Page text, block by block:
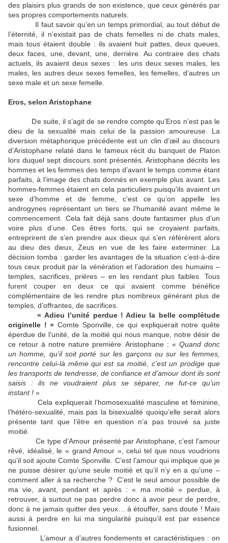
des plaisirs plus grands de son existence, que ceux générés par
ses propres comportements naturels.
Il faut savoir qu’en un temps primordial, au tout début de
l’éternité, il n’existait pas de chats femelles ni de chats males,
mais tous étaient double : ils avaient huit pattes, deux queues,
deux faces, une, devant, une, derrière. Au contraire des chats
actuels, ils avaient deux sexes : les uns deux sexes males, les
males, les autres deux sexes femelles, les femelles, d’autres un
sexe male et un sexe femelle.
Eros, selon Aristophane
De suite, il s’agit de se rendre compte qu’Eros n’est pas le
dieu de la sexualité mais celui de la passion amoureuse. La
diversion métaphorique précédente est un clin d’œil au discours
d’Aristophane relaté dans le fameux récit du banquet de Platon
lors duquel sept discours sont présentés. Aristophane décrits les
hommes et les femmes des temps d’avant le temps comme étant
parfaits, à l’image des chats donnés en exemple plus avant. Les
hommes-femmes étaient en cela particuliers puisqu’ils avaient un
sexe d’homme et de femme, c’est ce qu’on appelle les
androgynes représentant un tiers se l’humanité avant même le
commencement. Cela fait déjà sans doute fantasmer plus d’un
voire plus d’une. Ces êtres forts, qui se croyaient parfaits,
entreprirent de s’en prendre aux dieux qui s’en référèrent alors
au dieu des dieux, Zeus en vue de les faire exterminer. La
décision tomba : garder les avantages de la situation c’est-à-dire
tous ceux produit par la vénération et l’adoration des humains –
temples, sacrifices, prières – en les rendant plus faibles. Tous
furent couper en deux ce qui avaient comme bénéfice
complémentaire de les rendre plus nombreux générant plus de
temples, d’offrantes, de sacrifices.
« Adieu l’unité perdue ! Adieu la belle complétude
originelle ! » Comte Sponville, ce qui expliquerait notre quête
éperdue de l’unité, de la moitié qui nous manque, notre désir de
ce retour à notre nature première. Aristophane : «Quand donc
un homme, qu’il soit porté sur les garçons ou sur les femmes,
rencontre celui-là même qui est sa moitié, c’est un prodige que
les transports de tendresse, de confiance et d’amour dont ils sont
saisis : ils ne voudraient plus se séparer, ne fut-ce qu’un
instant ! »
Cela expliquerait l’homosexualité masculine et féminine,
l’hétéro-sexualité, mais pas la bisexualité quoiqu’elle serait alors
présente tant que l’être en question n’a pas trouvé sa juste
moitié.
Ce type d’Amour présenté par Aristophane, c’est l’amour
rêvé, idéalisé, le « grand Amour », celui tel que nous voudrions
qu’il soit ajoute Comte Sponville. C’est l’amour qui implique que je
ne puisse désirer qu’une seule moitié et qu’il n’y en a qu’une –
comment aller à sa recherche ? C’est le seul amour possible de
ma vie, avant, pendant et après : « ma moitié » perdue, à
retrouver, à surtout ne pas perdre donc à avoir peur de perdre,
donc à ne jamais quitter des yeux… à étouffer, sans doute ! Mais
aussi à perdre en lui ma singularité puisqu’il est par essence
fusionnel.
L’amour a d’autres fondements et caractéristiques : on